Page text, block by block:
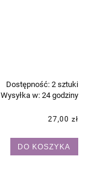
Dostępność: 2 sztuki
Wysyłka w: 24 godziny
27,00 zł
DO KOSZYKA